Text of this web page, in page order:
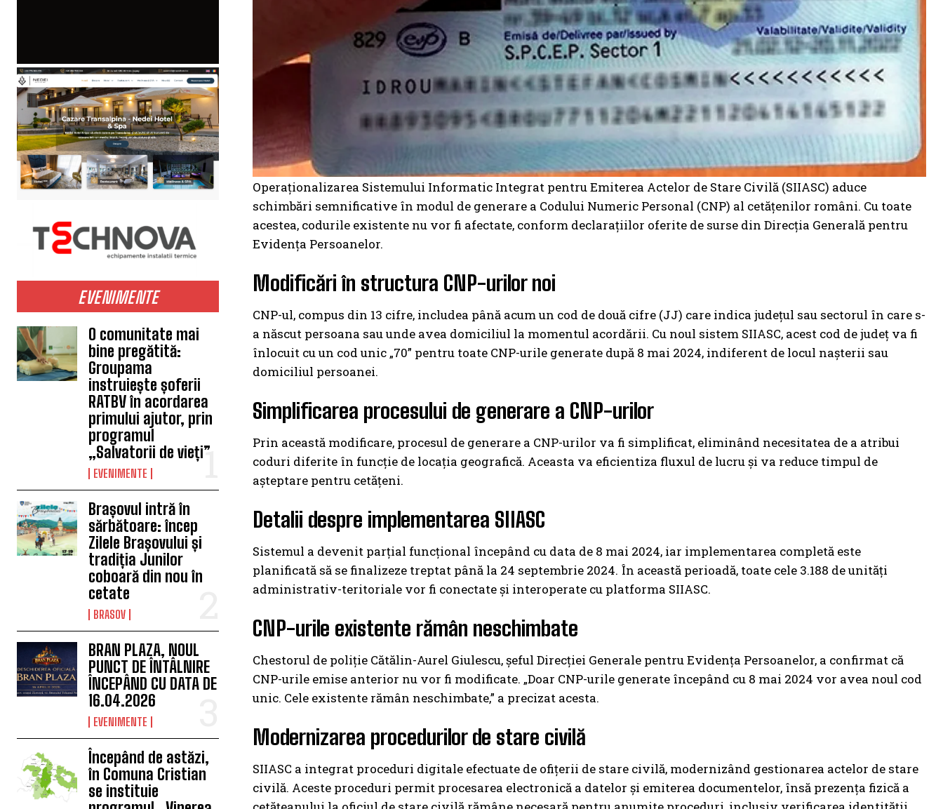
EVENIMENTE
O comunitate mai
bine pregătită:
Groupama
instruiește șoferii
RATBV în acordarea
primului ajutor, prin
programul
„Salvatorii de vieți”
EVENIMENTE
Brașovul intră în
sărbătoare: încep
Zilele Brașovului și
tradiția Junilor
coboară din nou în
cetate
BRASOV
BRAN PLAZA, NOUL
PUNCT DE ÎNTÂLNIRE
ÎNCEPÂND CU DATA DE
16.04.2026
EVENIMENTE
Începând de astăzi,
în Comuna Cristian
se instituie
Operaționalizarea Sistemului Informatic Integrat pentru Emiterea Actelor de Stare Civilă (SIIASC) aduce
schimbări semnificative în modul de generare a Codului Numeric Personal (CNP) al cetățenilor români. Cu toate
acestea, codurile existente nu vor fi afectate, conform declarațiilor oferite de surse din Direcția Generală pentru
Evidența Persoanelor.
Modificări în structura CNP-urilor noi
CNP-ul, compus din 13 cifre, includea până acum un cod de două cifre (JJ) care indica județul sau sectorul în care s-
a născut persoana sau unde avea domiciliul la momentul acordării. Cu noul sistem SIIASC, acest cod de județ va fi
înlocuit cu un cod unic „70” pentru toate CNP-urile generate după 8 mai 2024, indiferent de locul nașterii sau
domiciliul persoanei.
Simplificarea procesului de generare a CNP-urilor
Prin această modificare, procesul de generare a CNP-urilor va fi simplificat, eliminând necesitatea de a atribui
coduri diferite în funcție de locația geografică. Aceasta va eficientiza fluxul de lucru și va reduce timpul de
așteptare pentru cetățeni.
Detalii despre implementarea SIIASC
Sistemul a devenit parțial funcțional începând cu data de 8 mai 2024, iar implementarea completă este
planificată să se finalizeze treptat până la 24 septembrie 2024. În această perioadă, toate cele 3.188 de unități
administrativ-teritoriale vor fi conectate și interoperate cu platforma SIIASC.
CNP-urile existente rămân neschimbate
Chestorul de poliție Cătălin-Aurel Giulescu, șeful Direcției Generale pentru Evidența Persoanelor, a confirmat că
CNP-urile emise anterior nu vor fi modificate. „Doar CNP-urile generate începând cu 8 mai 2024 vor avea noul cod
unic. Cele existente rămân neschimbate,” a precizat acesta.
Modernizarea procedurilor de stare civilă
SIIASC a integrat proceduri digitale efectuate de ofițerii de stare civilă, modernizând gestionarea actelor de stare
civilă. Aceste proceduri permit procesarea electronică a datelor și emiterea documentelor, însă prezența fizică a